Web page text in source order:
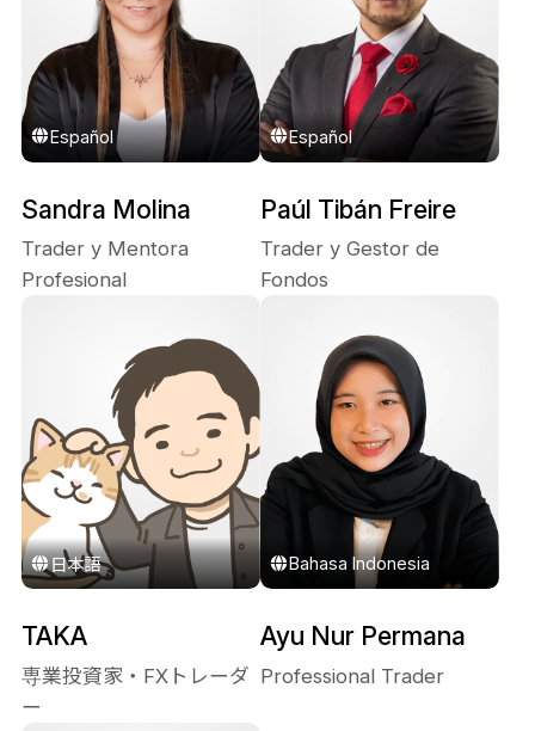
Español
Sandra Molina
Trader y Mentora
Profesional
Español
Paúl Tibán Freire
Trader y Gestor de
Fondos
日本語
TAKA
専業投資家・FXトレーダ
ー
Bahasa Indonesia
Ayu Nur Permana
Professional Trader